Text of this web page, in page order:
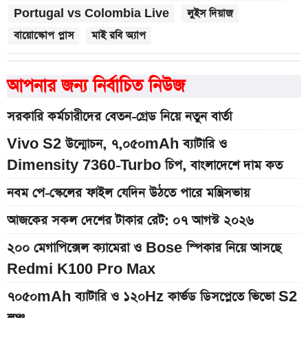
Portugal vs Colombia Live
লুইস দিয়াজ
বায়োস্কোপ প্লাস
মাই রবি অ্যাপ
আপনার জন্য নির্বাচিত নিউজ
সরকারি কর্মচারীদের বেতন-গ্রেড নিয়ে নতুন বার্তা
Vivo S2 উন্মোচন, ৭,০৫০mAh ব্যাটারি ও
Dimensity 7360-Turbo চিপ, বাংলাদেশে দাম কত
নবম পে-স্কেলের ফাইল যেদিন উঠতে পারে মন্ত্রিসভায়
আজকের সকল দেশের টাকার রেট: ০৭ আগস্ট ২০২৬
২০০ মেগাপিক্সেল ক্যামেরা ও Bose স্পিকার নিয়ে আসছে
Redmi K100 Pro Max
৭০৫০mAh ব্যাটারি ও ১২০Hz কার্ভড ডিসপ্লেতে ভিভো S2
লঞ্চ